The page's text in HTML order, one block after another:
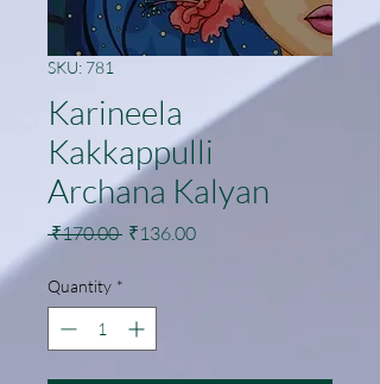
SKU: 781
Karineela
Kakkappulli
Archana Kalyan
₹170.00 Regular
₹136.00Sale
Quantity *